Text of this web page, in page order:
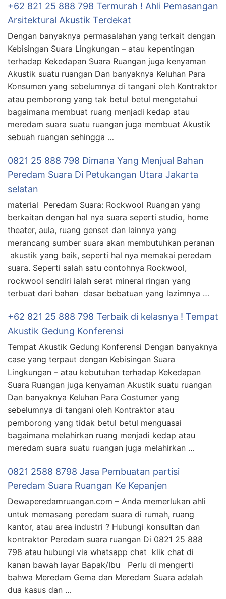
+62 821 25 888 798 Termurah ! Ahli Pemasangan
Arsitektural Akustik Terdekat
Dengan banyaknya permasalahan yang terkait dengan
Kebisingan Suara Lingkungan – atau kepentingan
terhadap Kekedapan Suara Ruangan juga kenyaman
Akustik suatu ruangan Dan banyaknya Keluhan Para
Konsumen yang sebelumnya di tangani oleh Kontraktor
atau pemborong yang tak betul betul mengetahui
bagaimana membuat ruang menjadi kedap atau
meredam suara suatu ruangan juga membuat Akustik
sebuah ruangan sehingga …
0821 25 888 798 Dimana Yang Menjual Bahan
Peredam Suara Di Petukangan Utara Jakarta
selatan
material Peredam Suara: Rockwool Ruangan yang
berkaitan dengan hal nya suara seperti studio, home
theater, aula, ruang genset dan lainnya yang
merancang sumber suara akan membutuhkan peranan
akustik yang baik, seperti hal nya memakai peredam
suara. Seperti salah satu contohnya Rockwool,
rockwool sendiri ialah serat mineral ringan yang
terbuat dari bahan dasar bebatuan yang lazimnya …
+62 821 25 888 798 Terbaik di kelasnya ! Tempat
Akustik Gedung Konferensi
Tempat Akustik Gedung Konferensi Dengan banyaknya
case yang terpaut dengan Kebisingan Suara
Lingkungan – atau kebutuhan terhadap Kekedapan
Suara Ruangan juga kenyaman Akustik suatu ruangan
Dan banyaknya Keluhan Para Costumer yang
sebelumnya di tangani oleh Kontraktor atau
pemborong yang tidak betul betul menguasai
bagaimana melahirkan ruang menjadi kedap atau
meredam suara suatu ruangan juga melahirkan …
0821 2588 8798 Jasa Pembuatan partisi
Peredam Suara Ruangan Ke Kepanjen
Dewaperedamruangan.com – Anda memerlukan ahli
untuk memasang peredam suara di rumah, ruang
kantor, atau area industri ? Hubungi konsultan dan
kontraktor Peredam suara ruangan Di 0821 25 888
798 atau hubungi via whatsapp chat klik chat di
kanan bawah layar Bapak/Ibu Perlu di mengerti
bahwa Meredam Gema dan Meredam Suara adalah
dua kasus dan …